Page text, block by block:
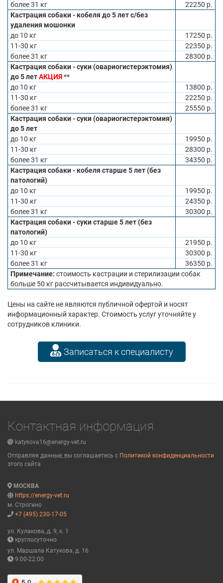
более 31 кг
22250 р.
Кастрация собаки - кобеля до 5 лет с/без
удаления мошонки
до 10 кг
17250 р.
11-30 кг
22350 р.
более 31 кг
28300 р.
Кастрация собаки - суки (овариогистерэктомия)
до 5 летАКЦИЯ**
до 10 кг
13800 р.
11-30 кг
22250 р.
более 31 кг
25550 р.
Кастрация собаки - суки (овариогистерэктомия)
до 5 лет
до 10 кг
19950 р.
11-30 кг
28300 р.
более 31 кг
34350 р.
Кастрация собаки - кобеля старше 5 лет (без
патологий)
до 10 кг
19950 р.
11-30 кг
24350 р.
более 31 кг
30300 р.
Кастрация собаки - суки старше 5 лет (без
патологий)
до 10 кг
21950 р.
11-30 кг
30300 р.
более 31 кг
36350 р.
Примечание: стоимость кастрации и стерилизации собак
больше 50 кг рассчитывается индивидуально.
Цены на сайте не являются публичной офертой и носят
информационный характер. Стоимость услуг уточняйте у
сотрудников клиники.
Записаться к специалисту
Контактная информация
katykova16@energy-vet.ru
Отправляя данные, вы соглашаетесь с Политикой конфиденциальности
этого сайта
МОСКВА
https://energy-vet.ru
м. Строгино
+7 (495) 230-17-05
ул. Кулакова, д. 9, к. 1
круглосуточно
ул. Маршала Катукова, д. 16
9:00-22:00